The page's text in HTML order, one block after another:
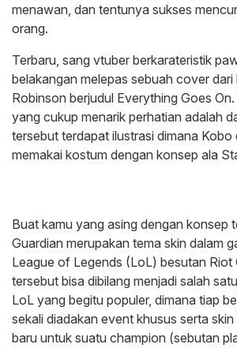
menawan, dan tentunya sukses
orang.
Terbaru, sang vtuber berkarateristik
belakangan melepas sebuah cover
Robinson berjudul Everything Goes
yang cukup menarik perhatian adalah
tersebut terdapat ilustrasi dimana Kobo
memakai kostum dengan konsep ala
Buat kamu yang asing dengan konsep
Guardian merupakan tema skin dalam
League of Legends (LoL) besutan Riot
tersebut bisa dibilang menjadi salah
LoL yang begitu populer, dimana tiap
sekali diadakan event khusus serta
baru untuk suatu champion (sebutan